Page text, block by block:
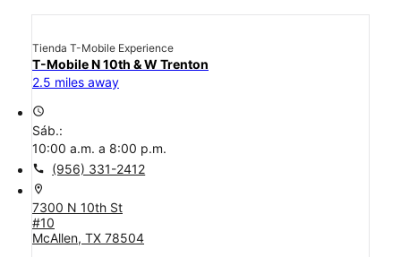
Tienda T-Mobile Experience
T-Mobile N 10th & W Trenton
2.5 miles away
access_time
Sáb.:
10:00 a.m. a 8:00 p.m.
call (956) 331-2412
location_on
7300 N 10th St
#10
McAllen, TX 78504